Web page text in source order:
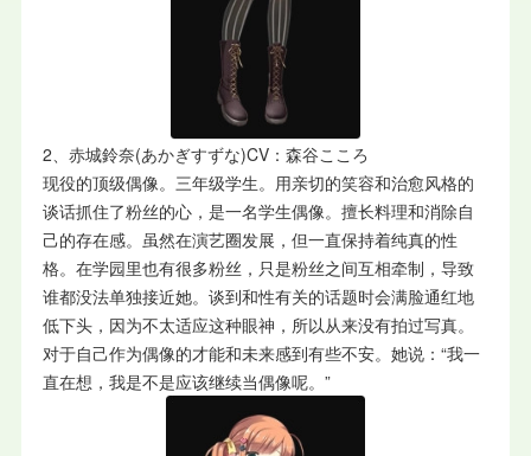
2、赤城鈴奈(あかぎすずな)CV：森谷こころ
现役的顶级偶像。三年级学生。用亲切的笑容和治愈风格的
谈话抓住了粉丝的心，是一名学生偶像。擅长料理和消除自
己的存在感。虽然在演艺圈发展，但一直保持着纯真的性
格。在学园里也有很多粉丝，只是粉丝之间互相牵制，导致
谁都没法单独接近她。谈到和性有关的话题时会满脸通红地
低下头，因为不太适应这种眼神，所以从来没有拍过写真。
对于自己作为偶像的才能和未来感到有些不安。她说：“我一
直在想，我是不是应该继续当偶像呢。”